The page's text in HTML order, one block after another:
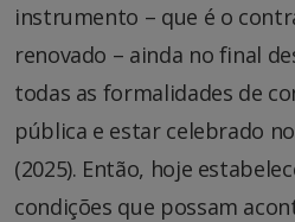
instrumento – que é o
renovado – ainda no final
todas as formalidades de
pública e estar celebrado
(2025). Então, hoje
condições que possam